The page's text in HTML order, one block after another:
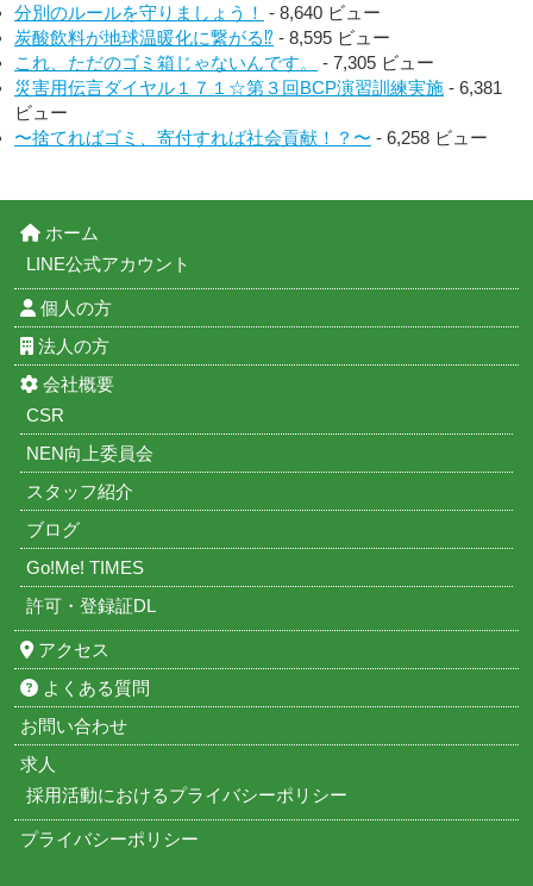
分別のルールを守りましょう！ - 8,640 ビュー
炭酸飲料が地球温暖化に繋がる⁉︎ - 8,595 ビュー
これ、ただのゴミ箱じゃないんです。
- 7,305 ビュー
災害用伝言ダイヤル１７１☆第３回BCP演習訓練実施 - 6,381
ビュー
〜捨てればゴミ、寄付すれば社会貢献！？〜 - 6,258 ビュー
ホーム
LINE公式アカウント
個人の方
法人の方
会社概要
CSR
NEN向上委員会
スタッフ紹介
ブログ
Go!Me! TIMES
許可・登録証DL
アクセス
よくある質問
お問い合わせ
求人
採用活動におけるプライバシーポリシー
プライバシーポリシー